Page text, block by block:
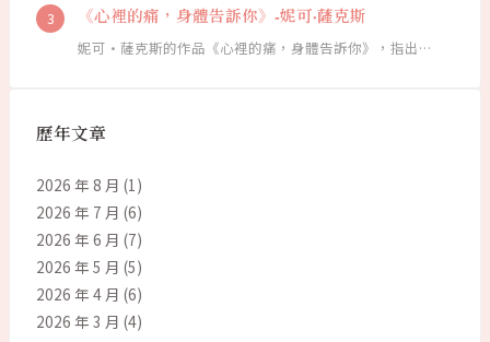
《心裡的痛，身體告訴你》-妮可·薩克斯
妮可·薩克斯的作品《心裡的痛，身體告訴你》，指出…
歷年文章
2026 年 8 月 (1)
2026 年 7 月 (6)
2026 年 6 月 (7)
2026 年 5 月 (5)
2026 年 4 月 (6)
2026 年 3 月 (4)